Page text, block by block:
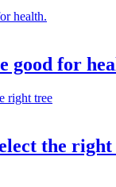
good for
the